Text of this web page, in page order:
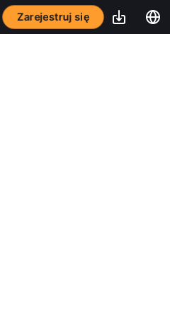
Zarejestruj się